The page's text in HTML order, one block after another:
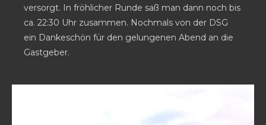
versorgt. In fröhlicher Runde saß man dann noch bis
ca. 22:30 Uhr zusammen. Nochmals von der DSG
ein Dankeschön für den gelungenen Abend an die
Gastgeber.